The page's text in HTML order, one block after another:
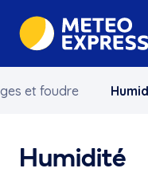
et foudre
Humidité